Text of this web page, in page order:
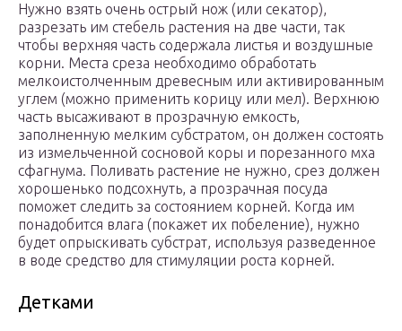
Нужно взять очень острый нож (или секатор),
разрезать им стебель растения на две части, так
чтобы верхняя часть содержала листья и воздушные
корни. Места среза необходимо обработать
мелкоистолченным древесным или активированным
углем (можно применить корицу или мел). Верхнюю
часть высаживают в прозрачную емкость,
заполненную мелким субстратом, он должен состоять
из измельченной сосновой коры и порезанного мха
сфагнума. Поливать растение не нужно, срез должен
хорошенько подсохнуть, а прозрачная посуда
поможет следить за состоянием корней. Когда им
понадобится влага (покажет их побеление), нужно
будет опрыскивать субстрат, используя разведенное
в воде средство для стимуляции роста корней.
Детками